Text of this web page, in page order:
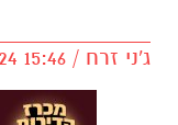
ג'ני זרח / 15:46 19.03.24